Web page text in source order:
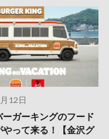
12日
ガーキングのフード
やって来る！【金沢グ